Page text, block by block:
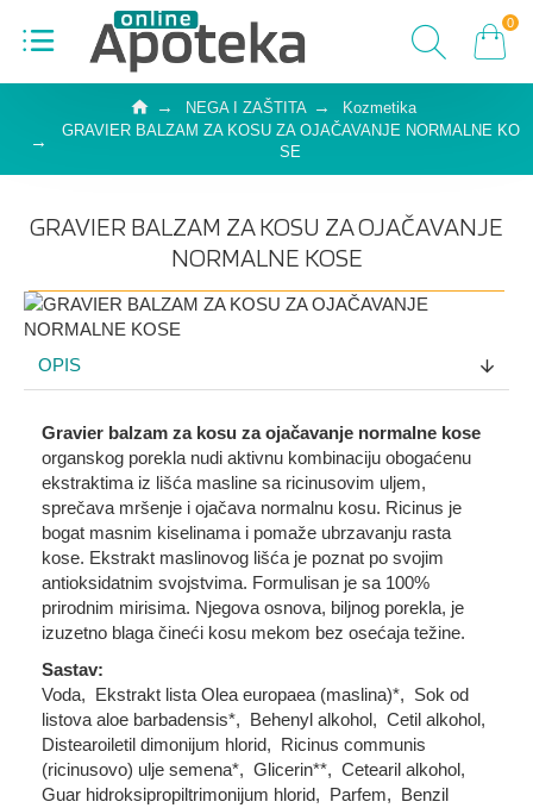
0
NEGA I ZAŠTITA
Kozmetika
GRAVIER BALZAM ZA KOSU ZA OJAČAVANJE NORMALNE KO
SE
GRAVIER BALZAM ZA KOSU ZA OJAČAVANJE
NORMALNE KOSE
OPIS
Gravier balzam za kosu za ojačavanje normalne kose
organskog porekla nudi aktivnu kombinaciju obogaćenu
ekstraktima iz lišća masline sa ricinusovim uljem,
sprečava mršenje i ojačava normalnu kosu. Ricinus je
bogat masnim kiselinama i pomaže ubrzavanju rasta
kose. Ekstrakt maslinovog lišća je poznat po svojim
antioksidatnim svojstvima. Formulisan je sa 100%
prirodnim mirisima. Njegova osnova, biljnog porekla, je
izuzetno blaga čineći kosu mekom bez osećaja težine.
Sastav:
Voda, Ekstrakt lista Olea europaea (maslina)*, Sok od
listova aloe barbadensis*, Behenyl alkohol, Cetil alkohol,
Distearoiletil dimonijum hlorid, Ricinus communis
(ricinusovo) ulje semena*, Glicerin**, Cetearil alkohol,
Guar hidroksipropiltrimonijum hlorid, Parfem, Benzil